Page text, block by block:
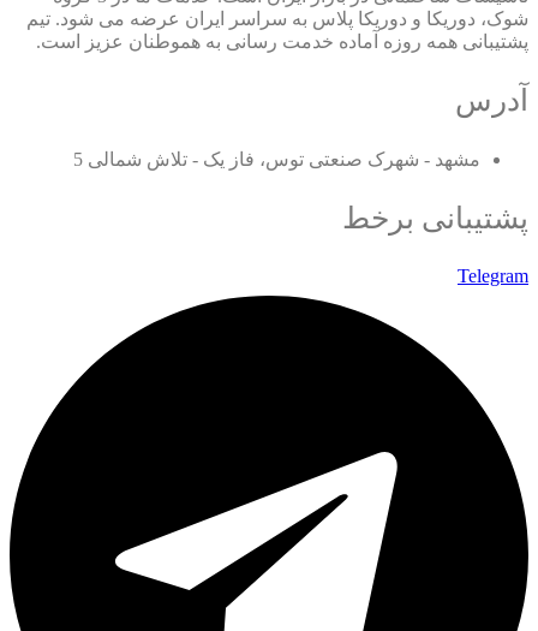
شوک، دوریکا و دوریکا پلاس به سراسر ایران عرضه می شود. تیم
پشتیبانی همه روزه آماده خدمت رسانی به هموطنان عزیز است.
آدرس
مشهد - شهرک صنعتی توس، فاز یک - تلاش شمالی 5
پشتیبانی برخط
Telegram